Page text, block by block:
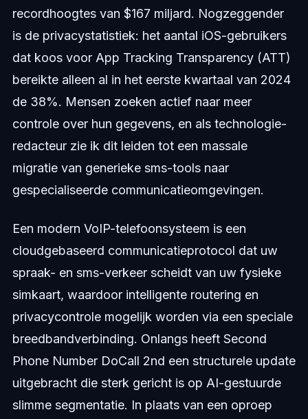
recordhoogtes van $167 miljard. Nogzeggender
is de privacystatistiek: het aantal iOS-gebruikers
dat koos voor App Tracking Transparency (ATT)
bereikte alleen al in het eerste kwartaal van 2024
de 38%. Mensen zoeken actief naar meer
controle over hun gegevens, en als technologie-
redacteur zie ik dit leiden tot een massale
migratie van generieke sms-tools naar
gespecialiseerde communicatieomgevingen.
Een modern VoIP-telefoonsysteem is een
cloudgebaseerd communicatieprotocol dat uw
spraak- en sms-verkeer scheidt van uw fysieke
simkaart, waardoor intelligente routering en
privacycontrole mogelijk worden via een speciale
breedbandverbinding. Onlangs heeft Second
Phone Number DoCall 2nd een structurele update
uitgebracht die sterk gericht is op AI-gestuurde
slimme segmentatie. In plaats van een oproep